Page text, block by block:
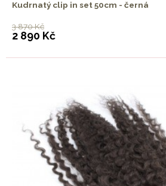
Kudrnatý clip in set 50cm - černá
3 870 Kč
2 890 Kč